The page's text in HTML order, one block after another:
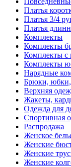
Платья
Платья 3/4
Платья
Комплекты
Комплекты
Комплекты с
Комплекты
Нарядные
Брюки,
Верхняя
Жакеты,
Одежда для
Спортивная
Распродажа
Женское
Женские
Женские
Женские